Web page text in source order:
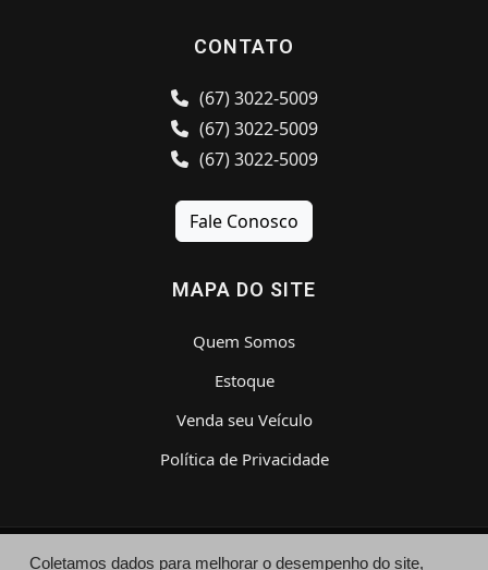
CONTATO
(67) 3022-5009
(67) 3022-5009
(67) 3022-5009
Fale Conosco
MAPA DO SITE
Quem Somos
Estoque
Venda seu Veículo
Política de Privacidade
Coletamos dados para melhorar o desempenho do site,